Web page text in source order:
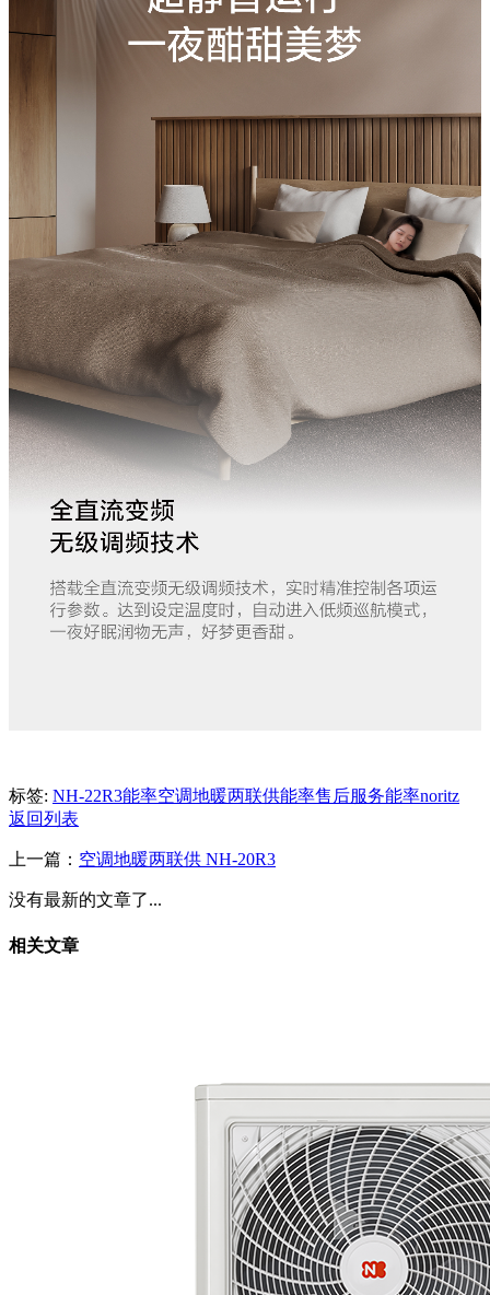
标签: NH-22R3能率空调地暖两联供能率售后服务能率noritz
返回列表
上一篇： 空调地暖两联供 NH-20R3
没有最新的文章了...
相关文章